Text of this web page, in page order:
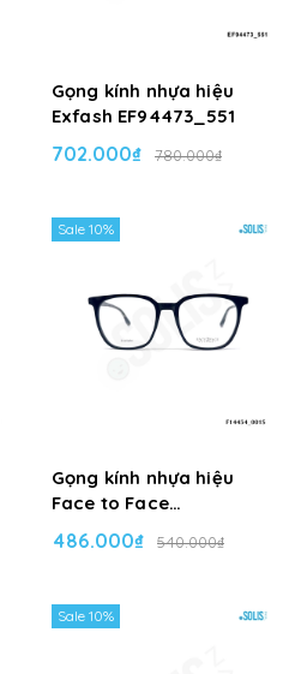
Gọng kính nhựa hiệu
Exfash EF94473_551
702.000₫ 780.000₫
Sale 10%
Gọng kính nhựa hiệu
Face to Face
486.000₫ 540.000₫
Sale 10%